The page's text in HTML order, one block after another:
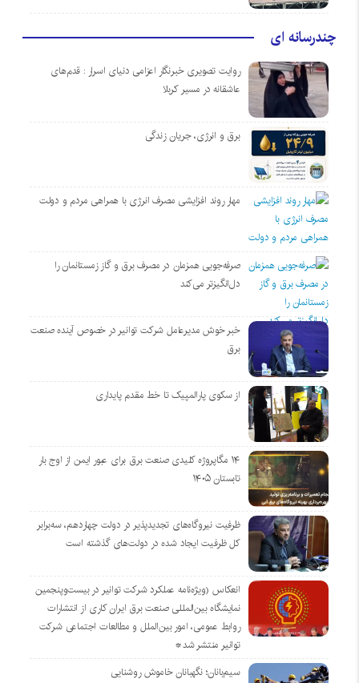
چندرسانه ای
روایت تصویری خبرنگار اعزامی دنیای اسرار : قدم‌های
عاشقانه در مسیر کربلا
برق و انرژی، جریان زندگی
مهار روند افزایشی مصرف انرژی با همراهی مردم و دولت
صرفه‌جویی همزمان در مصرف برق و گاز زمستانمان را
دل‌انگیزتر می‌کند
خبر خوش مدیرعامل شرکت توانیر در خصوص آینده صنعت
برق
از سکوی پارالمپیک تا خط مقدم پایداری
۱۴ مگاپروژه‌ کلیدی صنعت برق برای عبور ایمن از اوج بار
تابستان ۱۴۰۵
ظرفیت نیروگاه‌های تجدیدپذیر در دولت چهاردهم، سه‌برابر
کل ظرفیت ایجاد شده در دولت‌های گذشته است
انعکاس (ویژه‌نامه عملکرد شرکت توانیر در بیست‌وپنجمین
نمایشگاه بین‌المللی صنعت برق ایران کاری از انتشارات
روابط عمومی، امور بین‌الملل و مطالعات اجتماعی شرکت
توانیر منتشر شد*
سیم‌بانان؛ نگهبانان خاموش روشنایی